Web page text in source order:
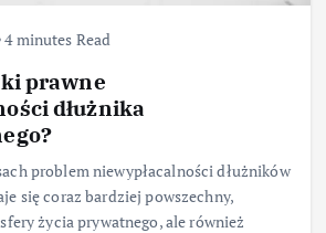
4 minutes Read
prawne
dłużnika
problem niewypłacalności dłużników
się coraz bardziej powszechny,
życia prywatnego, ale również